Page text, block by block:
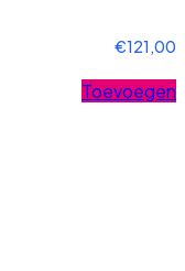
€121,00
Toevoegen